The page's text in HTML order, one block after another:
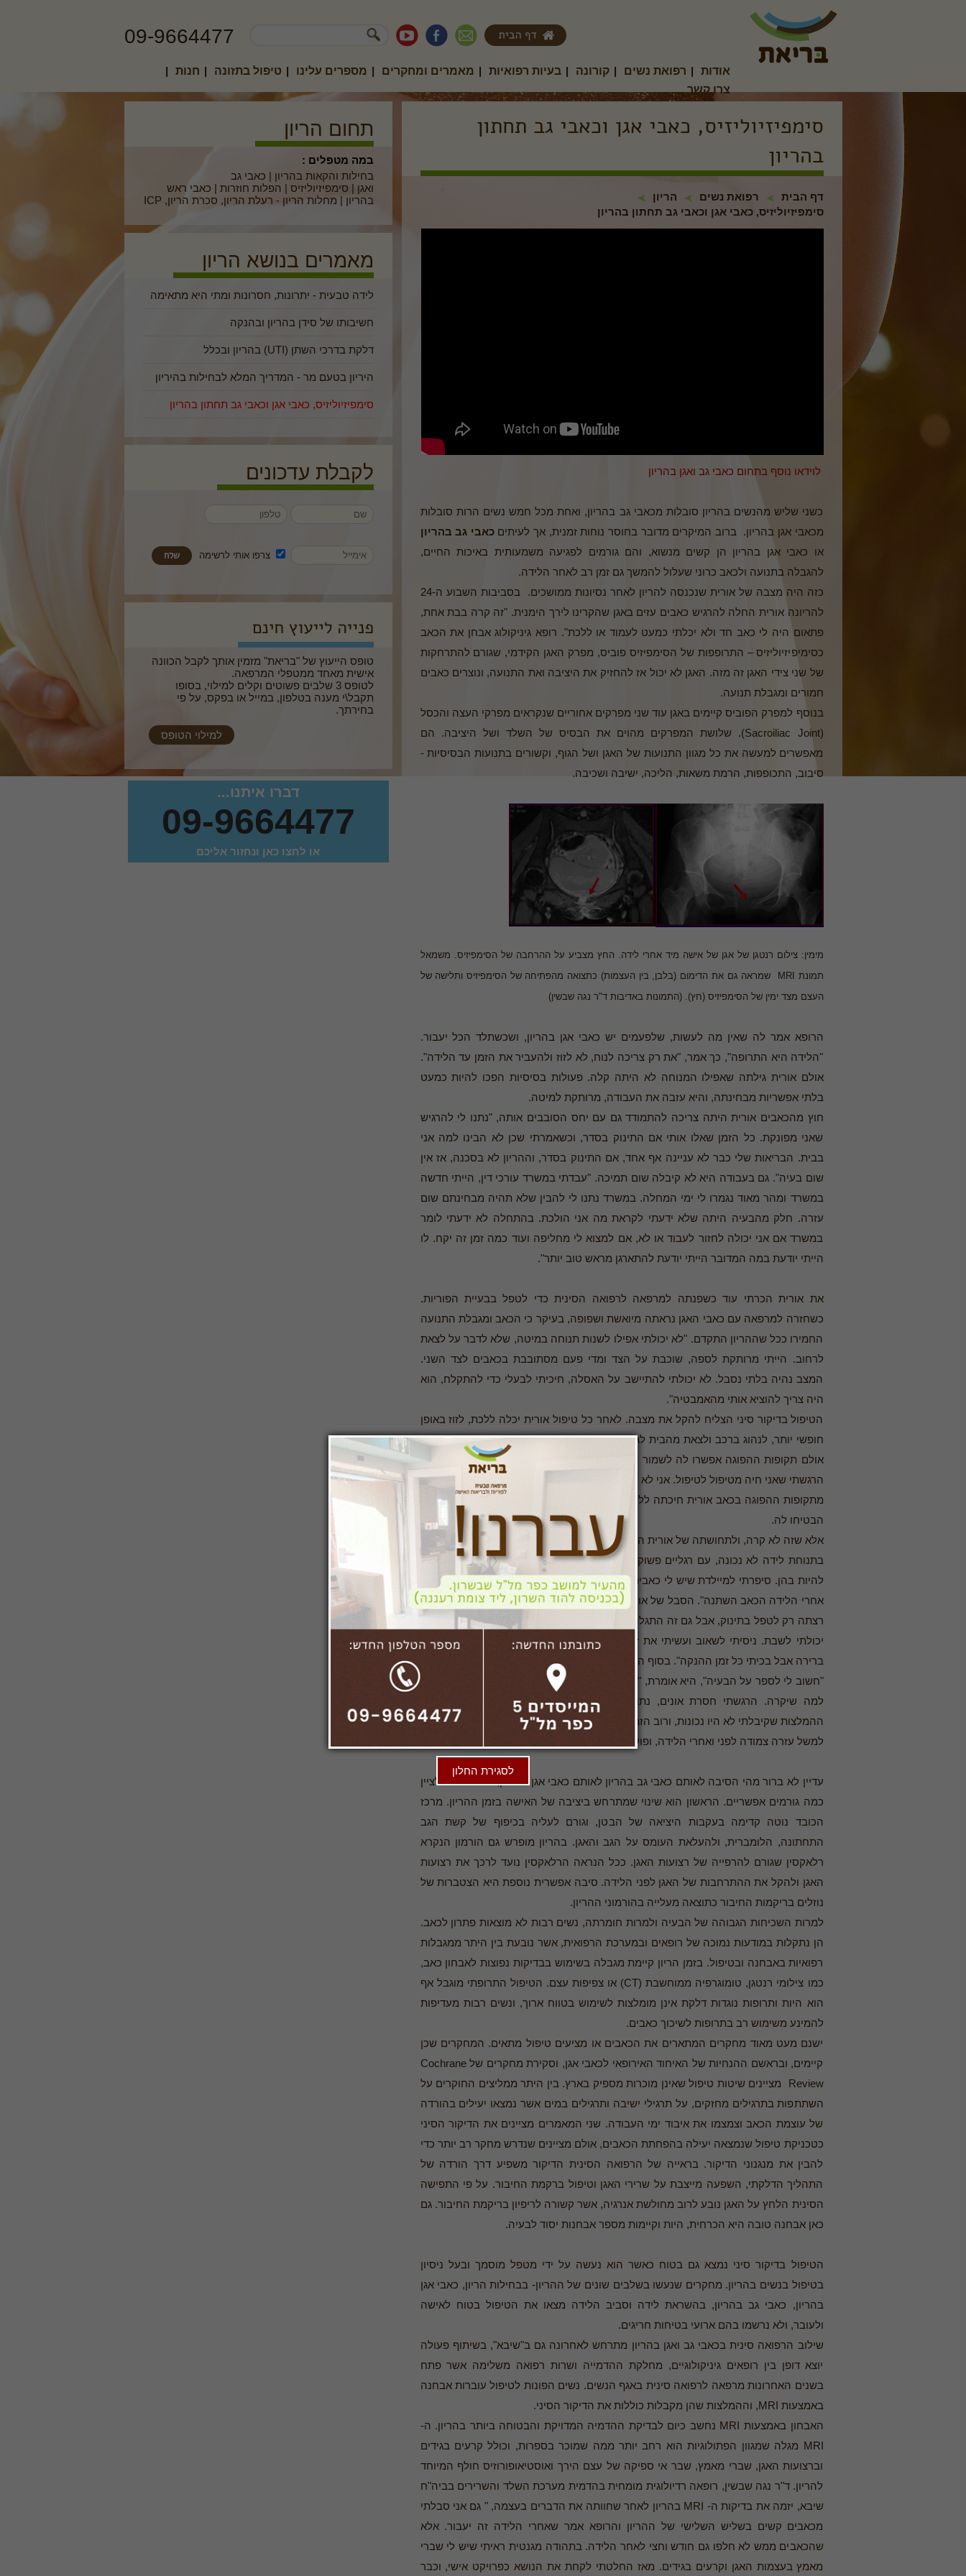
09-9664477
אודות | רפואת נשים | קורונה | בעיות רפואיות | מאמרים ומחקרים | מספרים עלינו | טיפול בתזונה | חנות
|
צרו קשר
סימפיזיוליזיס, כאבי אגן וכאבי גב תחתון
בהריון
דף הבית רפואת נשים
הריון
סימפיזיוליזיס, כאבי אגן וכאבי גב תחתון בהריון
לוידאו נוסף בתחום כאבי גב ואגן בהריון
כשני שליש מהנשים בהריון סובלות מכאבי גב בהריון, ואחת מכל חמש נשים הרות סובלות
מכאבי אגן בהריון. ברוב המיקרים מדובר בחוסר נוחות זמנית, אך לעיתיםכאבי גב בהריון
או כאבי אגן בהריון הן קשים מנשוא, והם גורמים לפגיעה משמעותית באיכות החיים,
להגבלה בתנועה ולכאב כרוני שעלול להמשך גם זמן רב לאחר הלידה.
כזה היה מצבה של אורית שנכנסה להריון לאחר נסיונות ממושכים. בסביבות השבוע ה-24
להריונה אורית החלה להרגיש כאבים עזים באגן שהקרינו לירך הימנית. "זה קרה בבת אחת,
פתאום היה לי כאב חד ולא יכלתי כמעט לעמוד או ללכת". רופא גיניקולוג אבחן את הכאב
כסימיפיזיוליזיס – התרופפות של הסימפיזיס פוביס, מפרק האגן הקידמי, שגורם להתרחקות
של שני צידי האגן זה מזה. האגן לא יכול אז להחזיק את היציבה ואת התנועה, ונוצרים כאבים
חמורים ומגבלת תנועה.
בנוסף למפרק הפוביס קיימים באגן עוד שני מפרקים אחוריים שנקראים מפרקי העצה והכסל
(Sacroiliac Joint). שלושת המפרקים מהוים את הבסיס של השלד ושל היציבה. הם
מאפשרים למעשה את כל מגוון התנועות של האגן ושל הגוף, וקשורים בתנועות הבסיסיות -
סיבוב, התכופפות, הרמת משאות, הליכה, ישיבה ושכיבה.
מימין: צילום רנטגן של אגן של אישה מיד אחרי לידה. החץ מצביע על ההרחבה של הסימפיזיס. משמאל
תמונת MRI שמראה גם את הדימום (בלבן, בין העצמות) כתצואה מהפתיחה של הסימפיזיס ותלישה של
העצם מצד ימין של הסימפיזיס (חץ). (התמונות באדיבות ד"ר נגה שבשין)
הרופא אמר לה שאין מה לעשות, שלפעמים יש כאבי אגן בהריון, ושכשתלד הכל יעבור.
"הלידה היא התרופה", כך אמר, "את רק צריכה לנוח, לא לזוז ולהעביר את הזמן עד הלידה".
אולם אורית גילתה שאפילו המנוחה לא היתה קלה. פעולות בסיסיות הפכו להיות כמעט
בלתי אפשריות מבחינתה, והיא עזבה את העבודה, מרותקת למיטה.
חוץ מהכאבים אורית היתה צריכה להתמודד גם עם יחס הסובבים אותה, "נתנו לי להרגיש
שאני מפונקת. כל הזמן שאלו אותי אם התינוק בסדר, וכשאמרתי שכן לא הבינו למה אני
בבית. הבריאות שלי כבר לא עניינה אף אחד, אם התינוק בסדר, וההריון לא בסכנה, אז אין
שום בעיה". גם בעבודה היא לא קיבלה שום תמיכה. "עבדתי במשרד עורכי דין, הייתי חדשה
במשרד ומהר מאוד נגמרו לי ימי המחלה. במשרד נתנו לי להבין שלא תהיה מבחינתם שום
עזרה. חלק מהבעיה היתה שלא ידעתי לקראת מה אני הולכת. בהתחלה לא ידעתי לומר
במשרד אם אני יכולה לחזור לעבוד או לא, אם למצוא לי מחליפה ועוד כמה זמן זה יקח. לו
הייתי יודעת במה המדובר הייתי יודעת להתארגן מראש טוב יותר".
את אורית הכרתי עוד כשפנתה למרפאה לרפואה הסינית כדי לטפל בבעיית הפוריות.
כשחזרה למרפאה עם כאבי האגן נראתה מיואשת ושפופה, בעיקר כי הכאב ומגבלת התנועה
החמירו ככל שההריון התקדם. "לא יכולתי אפילו לשנות תנוחה במיטה, שלא לדבר על לצאת
לרחוב. הייתי מרותקת לספה, שוכבת על הצד ומדי פעם מסתובבת בכאבים לצד השני.
המצב נהיה בלתי נסבל. לא יכולתי להתיישב על האסלה, חיכיתי לבעלי כדי להתקלח, הוא
היה צריך להוציא אותי מהאמבטיה".
הטיפול בדיקור סיני הצליח להקל את מצבה. לאחר כל טיפול אורית יכלה ללכת, לזוז באופן
חופשי יותר, לנהוג ברכב ולצאת מהבית לגיחות קצרות. השיפור נמשך אמנם רק כמה ימים,
אולם תקופות ההפוגה אפשרו לה לשמור על אורח חיים סביר. "זה נתן לי הקלה וגם תקוה.
הרגשתי שאני חיה מטיפול לטיפול. אני לא רוצה לחשוב איך הייתי מסתדרת בלי זה". מעודדת
מתקופות ההפוגה בכאב אורית חיכתה ללידה שתפסיק את הכאבים, והרי זה מה שכל הזמן
הבטיחו לה.
אלא שזה לא קרה, ולתחושתה של אורית הלידה אף החריפה את המצב, "שכבתי שלוש שעות
בתנוחת לידה לא נכונה, עם רגליים פשוקות. בדיעבד אני יודעת שזו אחת התנוחות הרעות
להיות בהן. סיפרתי למיילדת שיש לי כאבים אבל היא לא עזרה לי למצוא תנוחה טובה יותר.
אחרי הלידה הכאב השתנה". הסבל של אורית המשיך גם בהנקה. לאחר כל מה שעברה היא
רצתה רק לטפל בתינוק, אבל גם זה התגלה כסיוט. "לא הצלחתי למצוא תנוחת הנקה, כי לא
יכולתי לשבת. ניסיתי לשאוב ועשיתי את זה עם דמעות בעיניים. בסוף הצלחתי, לא היתה
ברירה אבל בכיתי כל זמן ההנקה". בסוף היא ויתרה גם על האפשרות להניק.
"חשוב לי לספר על הבעיה", היא אומרת, "אף אחד מהרופאים שהלכתי אליהם לא הכין אותי
למה שיקרה. הרגשתי חסרת אונים, נתנו לי להרגיש שזה נורמלי שיש כאבים בהריון.
ההמלצות שקיבלתי לא היו נכונות, ורוב הזמן חיכיתי. לו ידעתי הייתי מתארגנת אחרת, לוקחת
למשל עזרה צמודה לפני ואחרי הלידה, ופועלת יותר כדי למצוא פתרונות".
עדיין לא ברור מהי הסיבה לאותם כאבי גב בהריון לאותם כאבי אגן בהריון, אולם נוטים לציין
כמה גורמים אפשריים. הראשון הוא שינוי שמתרחש ביציבה של האישה בזמן ההריון. מרכז
הכובד נוטה קדימה בעקבות היציאה של הבטן, וגורם לעליה בכיפוף של קשת הגב
התחתונה, הלומברית, ולהעלאת העומס על הגב והאגן. בהריון מופרש גם הורמון הנקרא
רלאקסין שגורם להרפייה של רצועות האגן. ככל הנראה הרלאקסין נועד לרכך את רצועות
האגן ולהקל את ההתרחבות של האגן לפני הלידה. סיבה אפשרית נוספת היא הצטברות של
נוזלים בריקמות החיבור כתוצאה מעלייה בהורמוני ההריון.
למרות השכיחות הגבוהה של הבעיה ולמרות חומרתה, נשים רבות לא מוצאות פתרון לכאב.
הן נתקלות במודעות נמוכה של רופאים ובמערכת הרפואית, אשר נובעת בין היתר ממגבלות
רפואיות באבחנה ובטיפול. בזמן הריון קיימת מגבלה בשימוש בבדיקות נפוצות לאבחון כאב,
כמו צילומי רנטגן, טומוגרפיה ממוחשבת (CT) או צפיפות עצם. הטיפול התרופתי מוגבל אף
הוא היות ותרופות נוגדות דלקת אינן מומלצות לשימוש בטווח ארוך, ונשים רבות מעדיפות
להמינע משימוש רב בתרופות לשיכוך כאבים.
ישנם מעט מאוד מחקרים המתארים את הכאבים או מציעים טיפול מתאים. המחקרים שכן
קיימים, ובראשם ההנחיות של האיחוד האירופאי לכאבי אגן, וסקירת מחקרים של Cochrane
Review מציינים שיטות טיפול שאינן מוכרות מספיק בארץ. בין היתר ממליצים החוקרים על
השתתפות בתרגילים מחזקים, על תרגילי ישיבה ותרגילים במים אשר נמצאו יעילים בהורדה
של עוצמת הכאב וצמצמו את איבוד ימי העבודה. שני המאמרים מציינים את הדיקור הסיני
כטכניקת טיפול שנמצאה יעילה בהפחתת הכאבים, אולם מציינים שנדרש מחקר רב יותר כדי
להבין את מנגנוני הדיקור. בראייה של הרפואה הסינית הדיקור משפיע דרך הורדה של
התהליך הדלקתי, השפעה מייצבת על שרירי האגן וטיפול ברקמת החיבור. על פי התפישה
הסינית הלחץ על האגן נובע לרוב מחולשת אנרגיה, אשר קשורה לריפיון בריקמת החיבור. גם
כאן אבחנה טובה היא הכרחית, היות וקיימות מספר אבחנות יסוד לבעיה.
הטיפול בדיקור סיני נמצא גם בטוח כאשר הוא נעשה על ידי מטפל מוסמך ובעל ניסיון
בטיפול בנשים בהריון. מחקרים שנעשו בשלבים שונים של ההריון- בבחילות הריון, כאבי אגן
בהריון, כאבי גב בהריון, בהשראת לידה וסביב הלידה מצאו את הטיפול בטוח לאישה
ולעובר, ולא נרשמו בהם ארועי בטיחות חריגים.
שילוב הרפואה סינית בכאבי גב ואגן בהריון מתרחש לאחרונה גם ב"שיבא", בשיתוף פעולה
יוצא דופן בין רופאים גיניקולוגיים, מחלקת ההדמייה ושרות רפואה משלימה אשר פתח
בשנים האחרונות מרפאה לרפואה סינית באגף הנשים. נשים הפונות לטיפול עוברות אבחנה
באמצעות MRI, וההמלצות שהן מקבלות כוללות את הדיקור הסיני.
האבחון באמצעות MRI נחשב כיום לבדיקת ההדמיה המדויקת והבטוחה ביותר בהריון. ה-
MRI מגלה שמגוון הפתולוגיות הוא רחב יותר ממה שמוכר בספרות, וכולל קרעים בגידים
וברצועות האגן, שברי מאמץ, שבר אי ספיקה של עצם הירך ואוסטיאופורוזיס חולף המיוחד
להריון. ד"ר נגה שבשין, רופאה רדיולוגית מומחית בהדמית מערכת השלד והשרירים בביה"ח
שיבא, יזמה את בדיקות ה- MRI בהריון לאחר שחוותה את הדברים בעצמה, " גם אני סבלתי
מכאבים קשים בשליש השלישי של ההריון והרופא אמר שאחרי הלידה זה יעבור. אלא
שהכאבים ממש לא חלפו גם חודש וחצי לאחר הלידה. בתהודה מגנטית ראיתי שיש לי שברי
מאמץ בעצמות האגן וקרעים בגידים. מאז החלטתי לקחת את הנושא כפרויקט אישי, וכבר
תחום הריון
במה מטפלים :
בחילות והקאות בהריון | כאבי גב
ואגן | סימפיזיוליזיס | הפלות חוזרות | כאבי ראש
בהריון | מחלות הריון - רעלת הריון, סכרת הריון, ICP
מאמרים בנושא הריון
לידה טבעית - יתרונות, חסרונות ומתי היא מתאימה
חשיבותו של סידן בהריון ובהנקה
דלקת בדרכי השתן (UTI) בהריון ובכלל
היריון בטעם מר - המדריך המלא לבחילות בהיריון
סימפיזיוליזיס, כאבי אגן וכאבי גב תחתון בהריון
לקבלת עדכונים
צרפו אותי לרשימה
טופס הייעוץ של "בריאת" מזמין אותך לקבל הכוונה
אישית מאחד ממטפלי המרפאה.
לטופס 3 שלבים פשוטים וקלים למילוי, בסופו
תקבל\י מענה בטלפון, במייל או בפקס, על פי
בחירתך.
למילוי הטופס
דברו איתנו...
09-9664477
או לחצו כאן ונחזור אליכם
לסגירת החלון